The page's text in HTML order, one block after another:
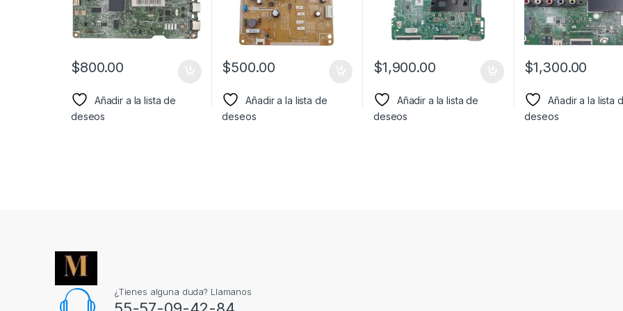
$800.00
Añadir a la lista de
deseos
$500.00
Añadir a la lista de
deseos
$1,900.00
Añadir a la lista de
deseos
$1,300.00
Añadir a la lista
deseos
¿Tienes alguna duda? Llamanos